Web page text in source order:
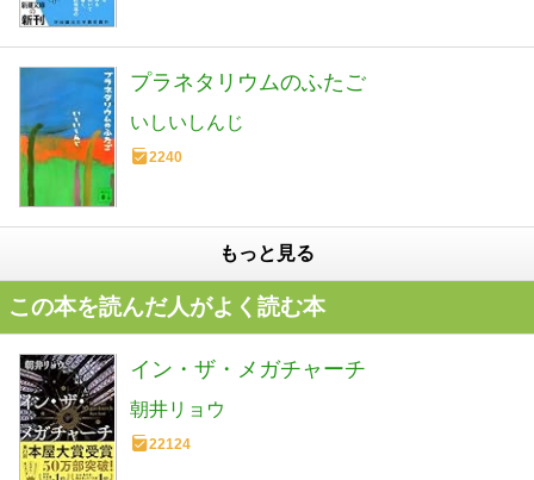
プラネタリウムのふたご
いしいしんじ
2240
もっと見る
この本を読んだ人がよく読む本
イン・ザ・メガチャーチ
朝井リョウ
22124